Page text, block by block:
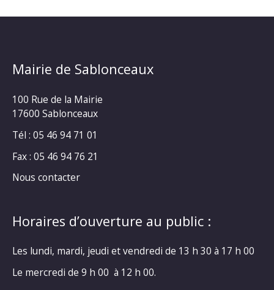
Mairie de Sablonceaux
100 Rue de la Mairie
17600 Sablonceaux
Tél : 05 46 94 71 01
Fax : 05 46 94 76 21
Nous contacter
Horaires d’ouverture au public :
Les lundi, mardi, jeudi et vendredi de 13 h 30 à 17 h 00
Le mercredi de 9 h 00 à 12 h 00.